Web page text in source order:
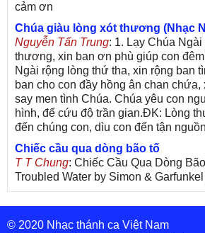
cảm ơn
Chúa giàu lòng xót thương (Nhạc
Nguyễn Tấn Trung: 1. Lạy Chúa
thương, xin ban ơn phù giúp con
Ngài rộng lòng thứ tha, xin rộng ban
ban cho con đầy hồng ân chan chứa,
say men tình Chúa. Chúa yêu con
hình, để cứu độ trần gian.ĐK: Lòng
đến chúng con, dìu con đến tận
Chiếc cầu qua dòng bão tố
T T Chung: Chiếc Cầu Qua Dòng
Troubled Water by Simon &
26, 1970) Lời Việt: Nhạc Sĩ Vũ Đức
Chung Tử Lưu
De Colores! (Lời Việt)
© 2020 Nhạc thánh ca Việt Nam